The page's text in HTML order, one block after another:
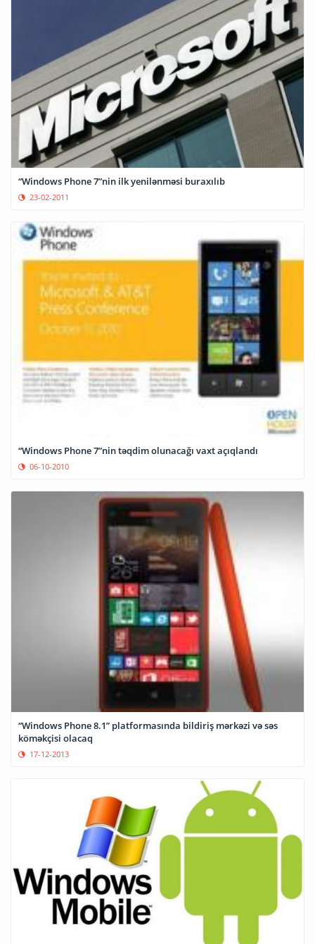
“Windows Phone 7”nin ilk yenilənməsi buraxılıb
23-02-2011
“Windows Phone 7”nin təqdim olunacağı vaxt açıqlandı
06-10-2010
“Windows Phone 8.1” platformasında bildiriş mərkəzi və səs
köməkçisi olacaq
17-12-2013